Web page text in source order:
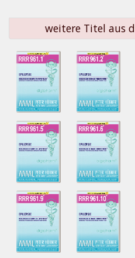
weitere Titel aus